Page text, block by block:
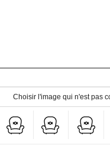
Choisir l'image qui n'est pas